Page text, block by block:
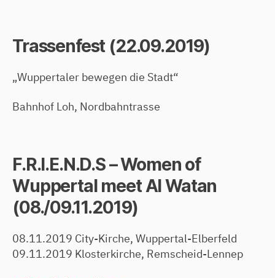
Trassenfest (22.09.2019)
„Wuppertaler bewegen die Stadt“
Bahnhof Loh, Nordbahntrasse
F.R.I.E.N.D.S – Women of
Wuppertal meet Al Watan
(08./09.11.2019)
08.11.2019 City-Kirche, Wuppertal-Elberfeld
09.11.2019 Klosterkirche, Remscheid-Lennep